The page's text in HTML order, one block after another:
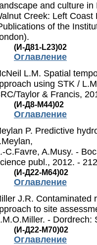
and culture
Creek: Left
of the
(И-Д81-L23)02
Оглавление
L.M. Spatial
using STK /
Taylor & Francis,
(И-Д8-M44)02
Оглавление
P. Predictive
C.Favre, A.Musy. -
publ., 2012. -
(И-Д22-M64)02
Оглавление
J.R. Contaminated
to site
- Dordrech:
(И-Д22-M70)02
Оглавление